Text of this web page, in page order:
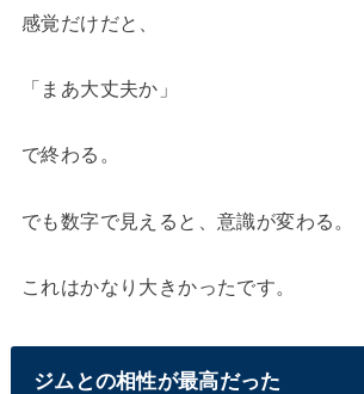
感覚だけだと、
「まあ大丈夫か」
で終わる。
でも数字で見えると、意識が変わる。
これはかなり大きかったです。
ジムとの相性が最高だった